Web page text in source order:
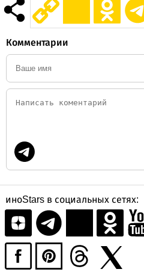
Комментарии
иноStars в социальных сетях: